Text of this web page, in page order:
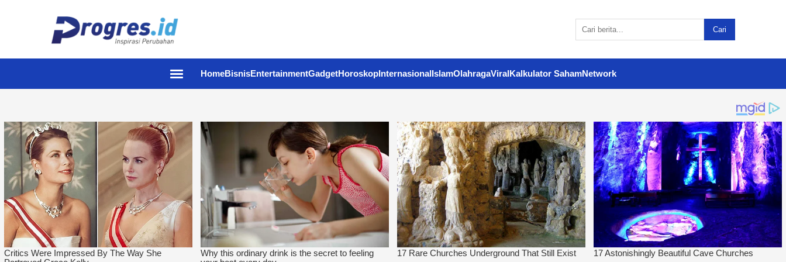
Cari
HomeBisnisEntertainmentGadgetHoroskopInternasionalIslamOlahragaViralKalkulator SahamNetwork